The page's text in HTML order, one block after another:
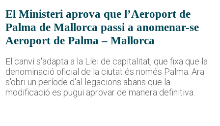
El Ministeri aprova que l’Aeroport de
Palma de Mallorca passi a anomenar-se
Aeroport de Palma – Mallorca
El canvi s'adapta a la Llei de capitalitat, que fixa que la
denominació oficial de la ciutat és només Palma. Ara
s'obri un període d'al·legacions abans que la
modificació es pugui aprovar de manera definitiva.